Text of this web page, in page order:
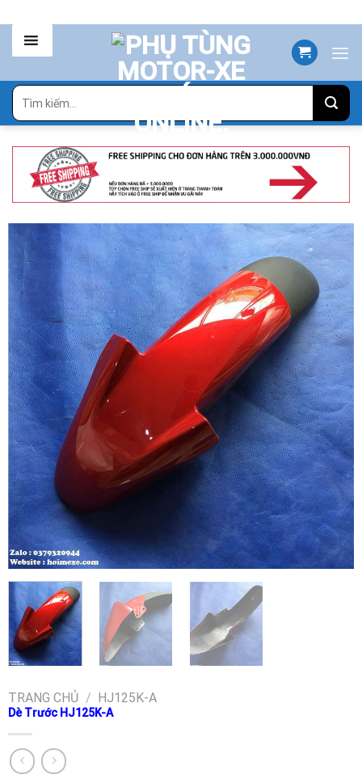
to
content
Tìm
kiếm:
TRANG CHỦ / HJ125K-A
Dè Trước HJ125K-A